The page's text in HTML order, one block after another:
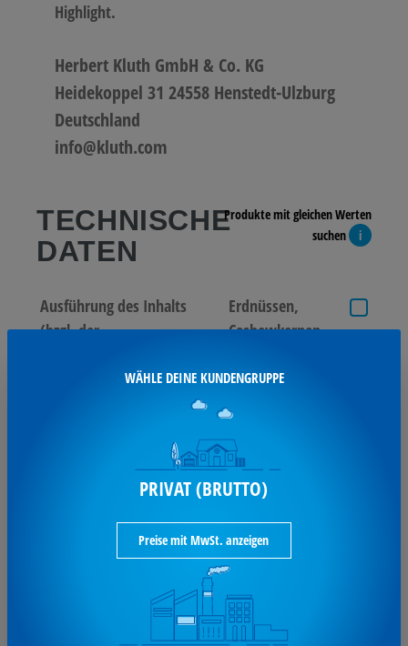
Highlight.
Herbert Kluth GmbH & Co. KG
Heidekoppel 31 24558 Henstedt-Ulzburg
Deutschland
info@kluth.com
TECHNISCHE
DATEN
Produkte mit gleichen Werten
suchen
i
Ausführung des Inhalts
(bzgl. der
Erdnüssen,
Cashewkernen,
Produktkategorie
Nussmischung
Produkttypbezeichnung
Ungarisch Style
Umweltfreundlich
Nein
Produkttypbezeichnung
Nussmischung
Ungarisch Style
wieder verschließbar
Ja
WÄHLE DEINE KUNDENGRUPPE
PRIVAT (BRUTTO)
Preise mit MwSt. anzeigen